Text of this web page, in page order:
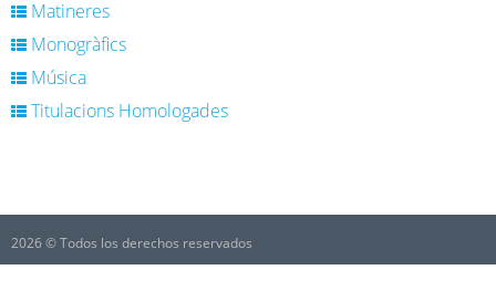
Matineres
Monogràfics
Música
Titulacions Homologades
2026 © Todos los derechos reservados